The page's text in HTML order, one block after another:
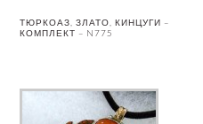
ТЮРКОАЗ, ЗЛАТО, КИНЦУГИ –
КОМПЛЕКТ – N775